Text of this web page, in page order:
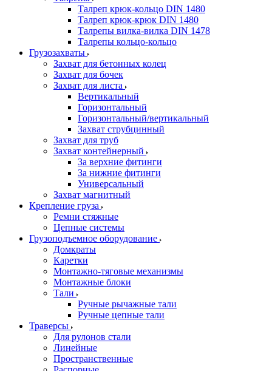
Талреп крюк-кольцо DIN 1480
Талреп крюк-крюк DIN 1480
Талрепы вилка-вилка DIN 1478
Талрепы кольцо-кольцо
Грузозахваты
Захват для бетонных колец
Захват для бочек
Захват для листа
Вертикальный
Горизонтальный
Горизонтальный/вертикальный
Захват струбцинный
Захват для труб
Захват контейнерный
За верхние фитинги
За нижние фитинги
Универсальный
Захват магнитный
Крепление груза
Ремни стяжные
Цепные системы
Грузоподъемное оборудование
Домкраты
Каретки
Монтажно-тяговые механизмы
Монтажные блоки
Тали
Ручные рычажные тали
Ручные цепные тали
Траверсы
Для рулонов стали
Линейные
Пространственные